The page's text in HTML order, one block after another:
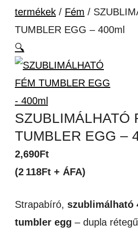
termékek / Fém /
TUMBLER EGG – 400ml
🔍
SZUBLIMÁLHATÓ
TUMBLER EGG –
2,690Ft
(2 118Ft + ÁFA)
Strapabíró, szublimálható
tumbler egg – dupla